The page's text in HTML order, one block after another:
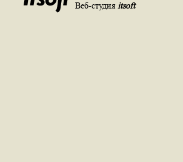
Веб-студия itsoft